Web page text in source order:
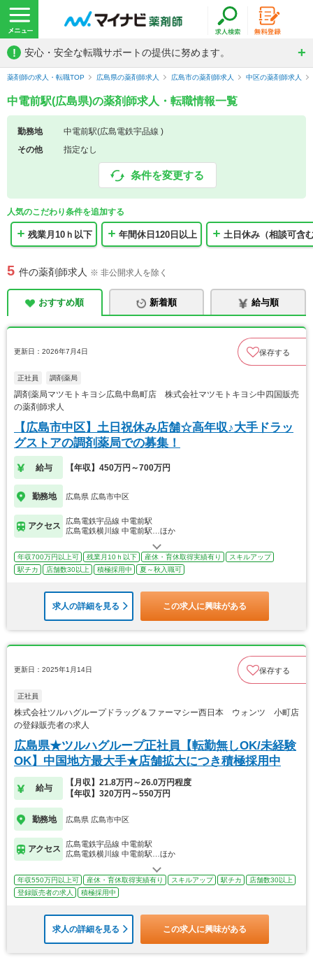
! 安心・安全な転職サポートの提供に努めます。
薬剤師の求人・転職TOP 広島県の薬剤師求人 広島市の薬剤師求人 中区の薬剤師求人
中電前駅(広島県)の薬剤師求人・転職情報一覧
勤務地
中電前駅(広島電鉄宇品線 )
その他
指定なし
条件を変更する
人気のこだわり条件を追加する
残業月10ｈ以下 年間休日120日以上 土日休み（相談可含
5 件の薬剤師求人 ※ 非公開求人を除く
おすすめ順 新着順 給与順
更新日：2026年7月4日 保存する
正社員 調剤薬局
調剤薬局マツモトキヨシ広島中島町店 株式会社マツモトキヨシ中四国販売
の薬剤師求人
【広島市中区】土日祝休み店舗☆高年収♪大手ドラッ
グストアの調剤薬局での募集！
給与 【年収】450万円～700万円
勤務地 広島県 広島市中区
アクセス
広島電鉄宇品線 中電前駅
広島電鉄横川線 中電前駅…ほか
年収700万円以上可 残業月10ｈ以下 産休・育休取得実績有り
スキルアップ
駅チカ
店舗数30以上 積極採用中 夏～秋入職可
求人の詳細を見る この求人に興味がある
更新日：2025年1月14日 保存する
正社員
株式会社ツルハグループドラッグ＆ファーマシー西日本 ウォンツ 小町店
の登録販売者の求人
広島県★ツルハグループ正社員【転勤無しOK/未経験
OK】中国地方最大手★店舗拡大につき積極採用中
給与
【月収】21.8万円～26.0万円程度
【年収】320万円～550万円
勤務地 広島県 広島市中区
アクセス
広島電鉄宇品線 中電前駅
広島電鉄横川線 中電前駅…ほか
年収550万円以上可 産休・育休取得実績有り スキルアップ 駅チカ
店舗数30以上
登録販売者の求人
積極採用中
求人の詳細を見る この求人に興味がある